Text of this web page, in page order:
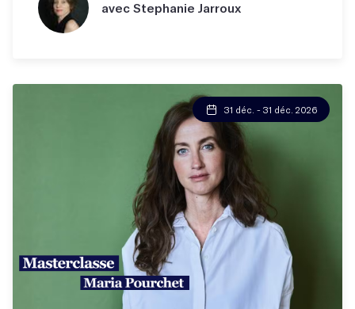
avec Stephanie Jarroux
31 déc. - 31 déc. 2026